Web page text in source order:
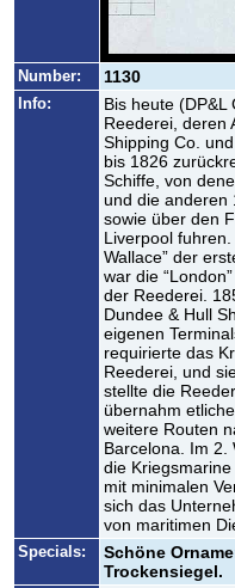
Number: 1130
Info:
Bis heute
Reederei, deren
Shipping Co.
bis 1826
Schiffe, von
und die anderen
sowie über den
Liverpool
Wallace” der
war die
der Reederei.
Dundee & Hull
eigenen
requirierte das
Reederei, und
stellte die
übernahm
weitere Routen
Barcelona. Im 2.
die
mit minimalen
sich das
von maritimen
Specials:
Schöne
Trockensiegel.